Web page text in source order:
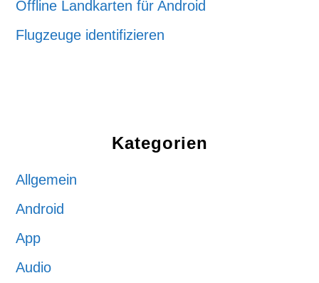
Offline Landkarten für Android
Flugzeuge identifizieren
Kategorien
Allgemein
Android
App
Audio